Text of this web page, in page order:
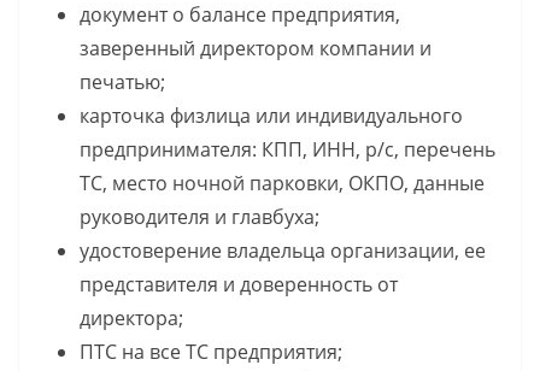
документ о балансе предприятия,
заверенный директором компании и
печатью;
карточка физлица или индивидуального
предпринимателя: КПП, ИНН, р/с, перечень
ТС, место ночной парковки, ОКПО, данные
руководителя и главбуха;
удостоверение владельца организации, ее
представителя и доверенность от
директора;
ПТС на все ТС предприятия;